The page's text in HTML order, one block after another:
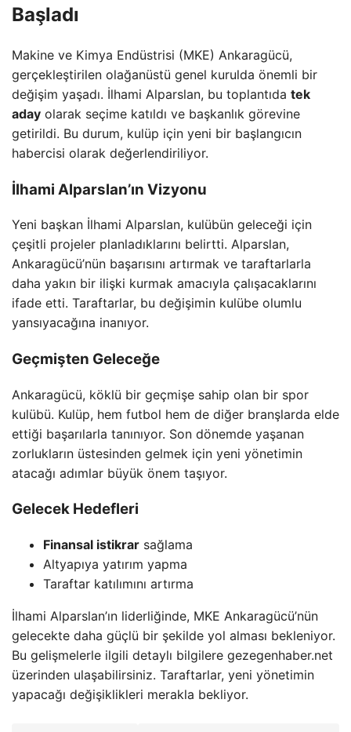
Başladı
Makine ve Kimya Endüstrisi (MKE) Ankaragücü,
gerçekleştirilen olağanüstü genel kurulda önemli bir
değişim yaşadı. İlhami Alparslan, bu toplantıda tek
aday olarak seçime katıldı ve başkanlık görevine
getirildi. Bu durum, kulüp için yeni bir başlangıcın
habercisi olarak değerlendiriliyor.
İlhami Alparslan’ın Vizyonu
Yeni başkan İlhami Alparslan, kulübün geleceği için
çeşitli projeler planladıklarını belirtti. Alparslan,
Ankaragücü’nün başarısını artırmak ve taraftarlarla
daha yakın bir ilişki kurmak amacıyla çalışacaklarını
ifade etti. Taraftarlar, bu değişimin kulübe olumlu
yansıyacağına inanıyor.
Geçmişten Geleceğe
Ankaragücü, köklü bir geçmişe sahip olan bir spor
kulübü. Kulüp, hem futbol hem de diğer branşlarda elde
ettiği başarılarla tanınıyor. Son dönemde yaşanan
zorlukların üstesinden gelmek için yeni yönetimin
atacağı adımlar büyük önem taşıyor.
Gelecek Hedefleri
Finansal istikrar sağlama
Altyapıya yatırım yapma
Taraftar katılımını artırma
İlhami Alparslan’ın liderliğinde, MKE Ankaragücü’nün
gelecekte daha güçlü bir şekilde yol alması bekleniyor.
Bu gelişmelerle ilgili detaylı bilgilere gezegenhaber.net
üzerinden ulaşabilirsiniz. Taraftarlar, yeni yönetimin
yapacağı değişiklikleri merakla bekliyor.